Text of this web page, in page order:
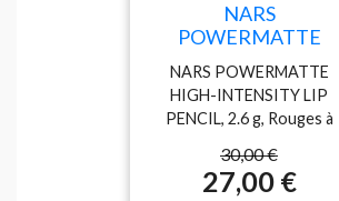
NARS
POWERMATTE
HIGH-INTENSITY LIP
PENCIL crayon à
lèvres longue tenue
effet mat teinte
DRAGON GIRL 2,6 g
NARS POWERMATTE
HIGH-INTENSITY LIP
PENCIL, 2.6 g, Rouges à
belles lèvres mises en
valeur ne se démodent
30,00 €
27,00 €